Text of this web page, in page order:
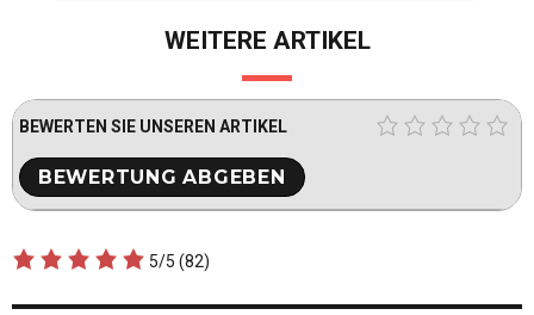
WEITERE ARTIKEL
BEWERTEN SIE UNSEREN ARTIKEL
5/5 (82)